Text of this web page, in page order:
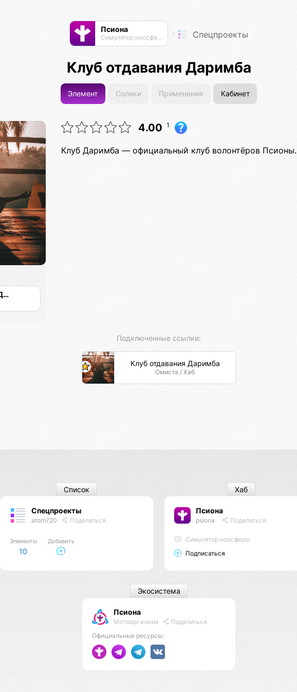
Псиона
Cимулятор ноосферы Спецпроекты
Клуб отдавания Даримба
Элемент Солики Применения Кабинет
Клуб отдавания Даримба
4.00 1
Клуб Даримба — официальный клуб волонтёров Псионы.
Подключенные ссылки:
Клуб отдавания Даримба
Омиста / Хаб
Спецпроекты
atom720 Поделиться
Элементы
10
Добавить
Список
Псиона
psiona Поделиться
Cимулятор ноосферы
Подписаться
Хаб
Псиона
Метаорганизм
Поделиться
Официальные ресурсы:
Экосистема